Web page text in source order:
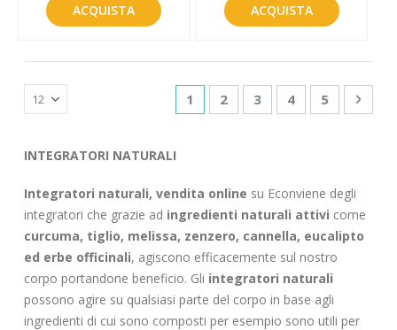
ACQUISTA ACQUISTA
Pagina
Attualmente stai leggendo la
1 Pagina
2 Pagina
3 Pagina
4 Pagina
5
INTEGRATORI NATURALI
Integratori naturali, vendita online su Econviene degli
integratori che grazie ad ingredienti naturali attivi come
curcuma, tiglio, melissa, zenzero, cannella, eucalipto
ed erbe officinali, agiscono efficacemente sul nostro
corpo portandone beneficio. Gli integratori naturali
possono agire su qualsiasi parte del corpo in base agli
ingredienti di cui sono composti per esempio sono utili per